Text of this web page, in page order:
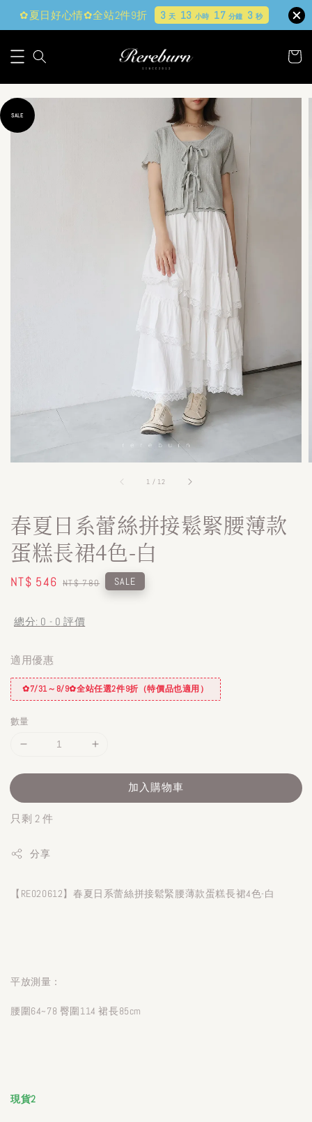
✿夏日好心情✿全站2件9折 3天 13 小時 17 分鐘 1秒
1 / 12
SALE
春夏日系蕾絲拼接鬆緊腰薄款
蛋糕長裙4色-白
Sale
NT$ 546 Regular
NT$ 780 SALE
總分: 0 - 0 評價
適用優惠
✿7/31～8/9✿全站任選2件9折（特價品也適用）
數量
加入購物車
只剩 2 件
分享
【RE020612】春夏日系蕾絲拼接鬆緊腰薄款蛋糕長裙4色-白
平放測量：
腰圍64~78 臀圍114 裙長85cm
現貨2